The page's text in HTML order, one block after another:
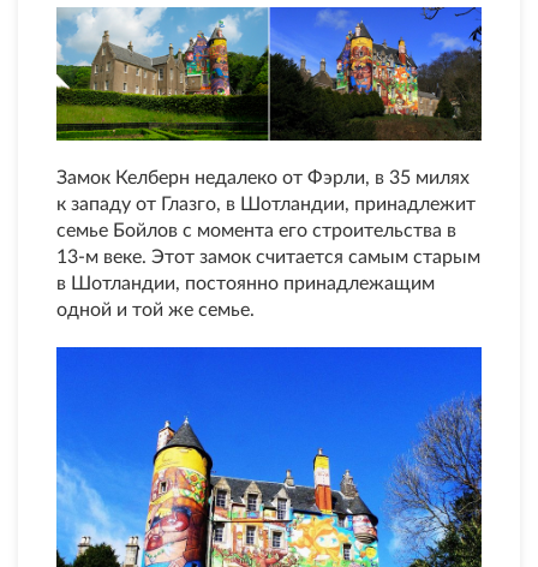
Замок Келберн недалеко от Фэрли, в 35 милях
к западу от Глазго, в Шотландии, принадлежит
семье Бойлов с момента его строительства в
13-м веке. Этот замок считается самым старым
в Шотландии, постоянно принадлежащим
одной и той же семье.